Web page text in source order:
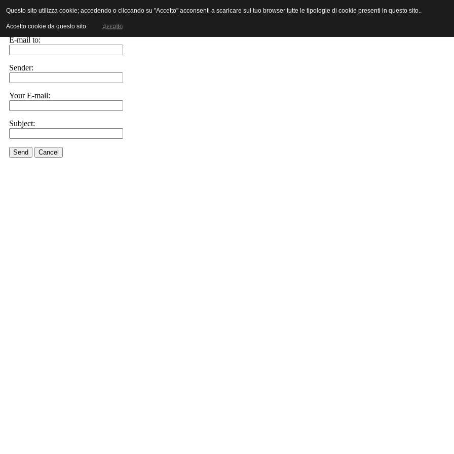
E-mail this link to a friend.
E-mail to:
Sender:
Your E-mail:
Subject:
Send Cancel
Questo sito utilizza cookie; accedendo o cliccando su "Accetto" acconsenti a scaricare sul tuo browser tutte le tipologie di cookie presenti in questo sito..
Accetto cookie da questo sito. Accetto